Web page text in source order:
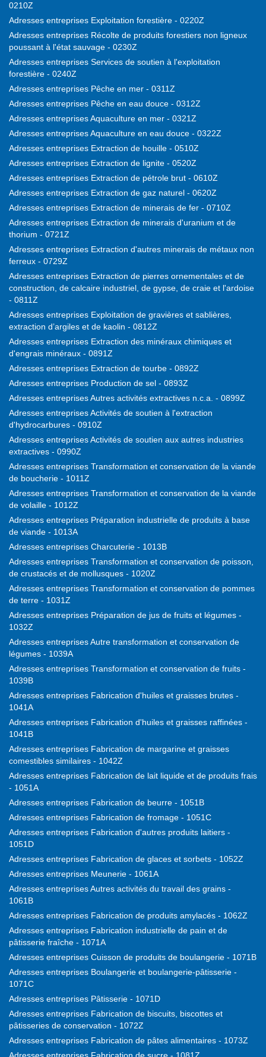
0210Z
Adresses entreprises Exploitation forestière - 0220Z
Adresses entreprises Récolte de produits forestiers non ligneux
poussant à l'état sauvage - 0230Z
Adresses entreprises Services de soutien à l'exploitation
forestière - 0240Z
Adresses entreprises Pêche en mer - 0311Z
Adresses entreprises Pêche en eau douce - 0312Z
Adresses entreprises Aquaculture en mer - 0321Z
Adresses entreprises Aquaculture en eau douce - 0322Z
Adresses entreprises Extraction de houille - 0510Z
Adresses entreprises Extraction de lignite - 0520Z
Adresses entreprises Extraction de pétrole brut - 0610Z
Adresses entreprises Extraction de gaz naturel - 0620Z
Adresses entreprises Extraction de minerais de fer - 0710Z
Adresses entreprises Extraction de minerais d'uranium et de
thorium - 0721Z
Adresses entreprises Extraction d'autres minerais de métaux non
ferreux - 0729Z
Adresses entreprises Extraction de pierres ornementales et de
construction, de calcaire industriel, de gypse, de craie et l'ardoise
- 0811Z
Adresses entreprises Exploitation de gravières et sablières,
extraction d’argiles et de kaolin - 0812Z
Adresses entreprises Extraction des minéraux chimiques et
d'engrais minéraux - 0891Z
Adresses entreprises Extraction de tourbe - 0892Z
Adresses entreprises Production de sel - 0893Z
Adresses entreprises Autres activités extractives n.c.a. - 0899Z
Adresses entreprises Activités de soutien à l'extraction
d'hydrocarbures - 0910Z
Adresses entreprises Activités de soutien aux autres industries
extractives - 0990Z
Adresses entreprises Transformation et conservation de la viande
de boucherie - 1011Z
Adresses entreprises Transformation et conservation de la viande
de volaille - 1012Z
Adresses entreprises Préparation industrielle de produits à base
de viande - 1013A
Adresses entreprises Charcuterie - 1013B
Adresses entreprises Transformation et conservation de poisson,
de crustacés et de mollusques - 1020Z
Adresses entreprises Transformation et conservation de pommes
de terre - 1031Z
Adresses entreprises Préparation de jus de fruits et légumes -
1032Z
Adresses entreprises Autre transformation et conservation de
légumes - 1039A
Adresses entreprises Transformation et conservation de fruits -
1039B
Adresses entreprises Fabrication d'huiles et graisses brutes -
1041A
Adresses entreprises Fabrication d'huiles et graisses raffinées -
1041B
Adresses entreprises Fabrication de margarine et graisses
comestibles similaires - 1042Z
Adresses entreprises Fabrication de lait liquide et de produits frais
- 1051A
Adresses entreprises Fabrication de beurre - 1051B
Adresses entreprises Fabrication de fromage - 1051C
Adresses entreprises Fabrication d'autres produits laitiers -
1051D
Adresses entreprises Fabrication de glaces et sorbets - 1052Z
Adresses entreprises Meunerie - 1061A
Adresses entreprises Autres activités du travail des grains -
1061B
Adresses entreprises Fabrication de produits amylacés - 1062Z
Adresses entreprises Fabrication industrielle de pain et de
pâtisserie fraîche - 1071A
Adresses entreprises Cuisson de produits de boulangerie - 1071B
Adresses entreprises Boulangerie et boulangerie-pâtisserie -
1071C
Adresses entreprises Pâtisserie - 1071D
Adresses entreprises Fabrication de biscuits, biscottes et
pâtisseries de conservation - 1072Z
Adresses entreprises Fabrication de pâtes alimentaires - 1073Z